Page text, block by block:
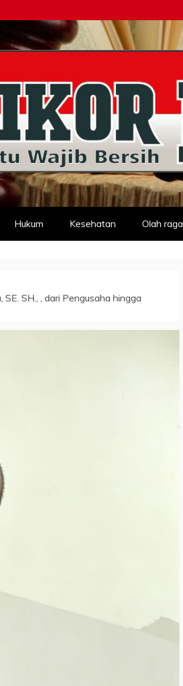
Hukum Kesehatan Olah raga
SH., , dari Pengusaha hingga